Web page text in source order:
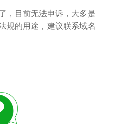
，目前无法申诉，大多是
规的用途，建议联系域名